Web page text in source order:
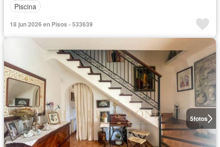
Piscina
18 jun 2026 en Pisos - 533639
5fotos